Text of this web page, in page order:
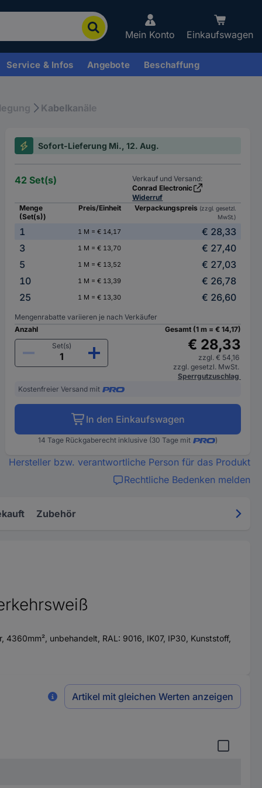
Mein Konto Einkaufswagen
Service & Infos Angebote Beschaffung
Kabelkanäle
Sofort-Lieferung Mi., 12. Aug.
42 Set(s)
Verkauf und Versand:
Conrad Electronic
Widerruf
Menge
(Set(s))
Preis/Einheit Verpackungspreis (zzgl. gesetzl.
MwSt.)
1 1 M = € 14,17
€ 28,33
3
1 M = € 13,70
€ 27,40
5
1 M = € 13,52
€ 27,03
10
1 M = € 13,39
€ 26,78
25
1 M = € 13,30 € 26,60
Mengenrabatte variieren je nach Verkäufer
Anzahl
Set(s)
Gesamt (1 m = € 14,17)
€ 28,33
zzgl. € 54,16
zzgl. gesetzl. MwSt.
Sperrgutzuschlag
Kostenfreier Versand mit
In den Einkaufswagen
14 Tage Rückgaberecht inklusive (30 Tage mit )
Hersteller bzw. verantwortliche Person für das Produkt
Rechtliche Bedenken melden
Zubehör
unbehandelt, RAL: 9016, IK07, IP30, Kunststoff,
Artikel mit gleichen Werten anzeigen